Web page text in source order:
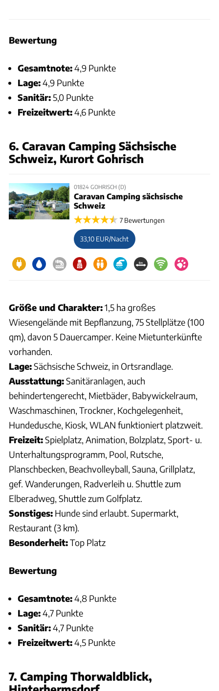
Bewertung
Gesamtnote:4,9 Punkte
Lage:4,9 Punkte
Sanitär:5,0 Punkte
Freizeitwert:4,6 Punkte
6. Caravan Camping Sächsische
Schweiz, Kurort Gohrisch
01824 GOHRISCH (D)
Caravan Camping sächsische
Schweiz
7 Bewertungen
33,10 EUR/Nacht
Größe und Charakter:1,5 ha großes
Wiesengelände mit Bepflanzung, 75 Stellplätze (100
qm), davon 5 Dauercamper. Keine Mietunterkünfte
vorhanden.
Lage:Sächsische Schweiz, in Ortsrandlage.
Ausstattung:Sanitäranlagen, auch
behindertengerecht, Mietbäder, Babywickelraum,
Waschmaschinen, Trockner, Kochgelegenheit,
Hundedusche, Kiosk, WLAN funktioniert platzweit.
Freizeit:Spielplatz, Animation, Bolzplatz, Sport- u.
Unterhaltungsprogramm, Pool, Rutsche,
Planschbecken, Beachvolleyball, Sauna, Grillplatz,
gef. Wanderungen, Radverleih u. Shuttle zum
Elberadweg, Shuttle zum Golfplatz.
Sonstiges: Hunde sind erlaubt. Supermarkt,
Restaurant (3 km).
Besonderheit:Top Platz
Bewertung
Gesamtnote:4,8 Punkte
Lage:4,7 Punkte
Sanitär:4,7 Punkte
Freizeitwert:4,5 Punkte
7. Camping Thorwaldblick,